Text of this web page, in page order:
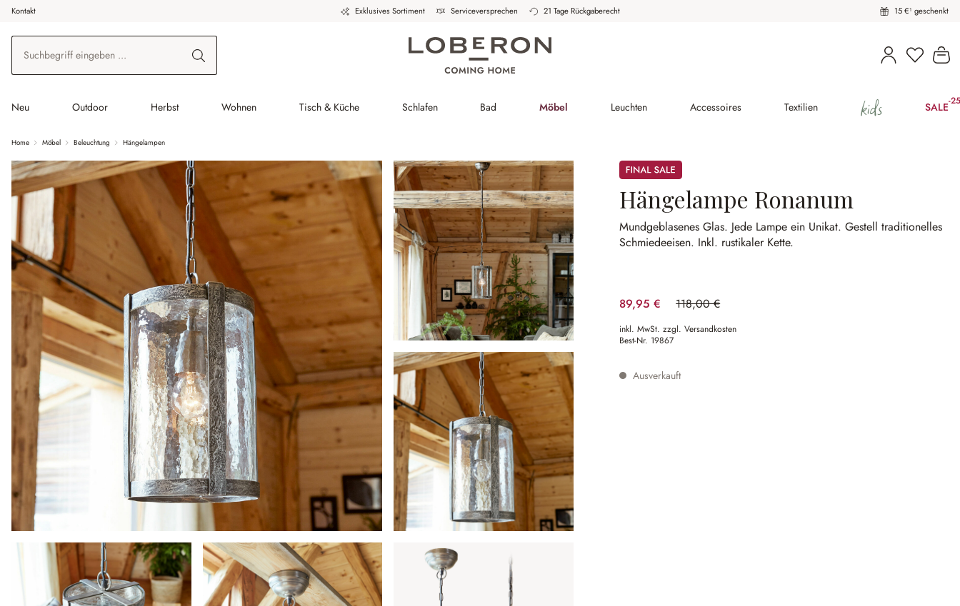
Hauptinhalt springen
Zur Suche springen
Zur Hauptnavigation springen
Kontakt Exklusives Sortiment Serviceversprechen 21 Tage Rückgaberecht 15 €¹ geschenkt
Du hast
Neu Outdoor Herbst Wohnen Tisch & Küche Schlafen Bad Möbel Leuchten Accessoires Textilien kids SALE-
Home Möbel Beleuchtung Hängelampen
Sale
Hängelampe Ronanum
Mundgeblasenes Glas. Jede Lampe ein Unikat.Gestell traditionelles
Schmiedeeisen. Inkl. rustikaler Kette.
89,95 € 118,00 €
(23.77% gespart)
inkl. MwSt. zzgl. Versandkosten
Best-Nr. 19867
Ausverkauft